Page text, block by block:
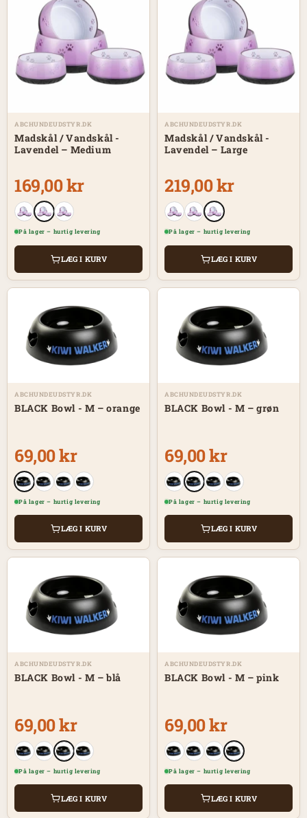
ABCHUNDEUDSTYR.DK
Madskål / Vandskål -
Lavendel – Medium
169,00 kr
På lager – hurtig levering
LÆG I KURV
ABCHUNDEUDSTYR.DK
Madskål / Vandskål -
Lavendel – Large
219,00 kr
På lager – hurtig levering
LÆG I KURV
ABCHUNDEUDSTYR.DK
BLACK Bowl - M – orange
69,00 kr
På lager – hurtig levering
LÆG I KURV
ABCHUNDEUDSTYR.DK
BLACK Bowl - M – grøn
69,00 kr
På lager – hurtig levering
LÆG I KURV
ABCHUNDEUDSTYR.DK
BLACK Bowl - M – blå
69,00 kr
På lager – hurtig levering
LÆG I KURV
ABCHUNDEUDSTYR.DK
BLACK Bowl - M – pink
69,00 kr
På lager – hurtig levering
LÆG I KURV